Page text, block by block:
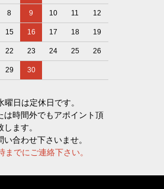
8 9 10 11 12
15 16 17 18 19
22 23 24 25 26
29 30
曜日は定休日です。
は時間外でもアポイント頂
ます。
い合わせ下さいませ。
でにご連絡下さい。